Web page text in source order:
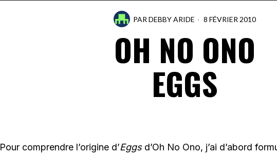
PAR DEBBY ARIDE 8 FÉVRIER 2010
OH NO ONO
EGGS
Pour comprendre l’origine d’Eggsd’Oh No Ono, j’ai d’abord